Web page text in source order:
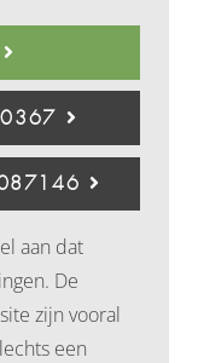
aan dat
De
zijn vooral
een